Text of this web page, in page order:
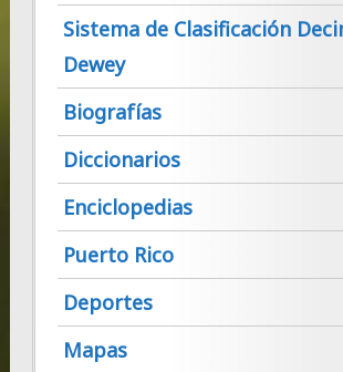
Sistema de Clasificación
Dewey
Biografías
Diccionarios
Enciclopedias
Puerto Rico
Deportes
Mapas